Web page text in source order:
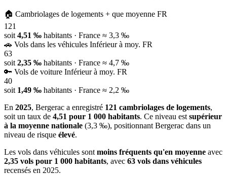
🏠 Cambriolages de logements + que moyenne FR
121
soit 4,51 ‰ habitants · France ≈ 3,3 ‰
🚗 Vols dans les véhicules Inférieur à moy. FR
63
soit 2,35 ‰ habitants · France ≈ 4,7 ‰
🔑 Vols de voiture Inférieur à moy. FR
40
soit 1,49 ‰ habitants · France ≈ 2,2 ‰
En 2025, Bergerac a enregistré 121 cambriolages de logements,
soit un taux de 4,51 pour 1 000 habitants. Ce niveau est supérieur
à la moyenne nationale (3,3 ‰), positionnant Bergerac dans un
niveau de risque élevé.
Les vols dans véhicules sont moins fréquents qu'en moyenne avec
2,35 vols pour 1 000 habitants, avec 63 vols dans véhicules
recensés en 2025.